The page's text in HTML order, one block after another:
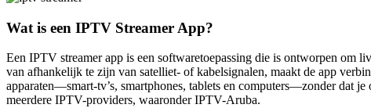
Wat is een IPTV Streamer App?
Een IPTV streamer app is een softwaretoepassing die is ontworpen om
van afhankelijk te zijn van satelliet- of kabelsignalen, maakt de app
apparaten—smart-tv’s, smartphones, tablets en computers—zonder dat
meerdere IPTV-providers, waaronder IPTV-Aruba.